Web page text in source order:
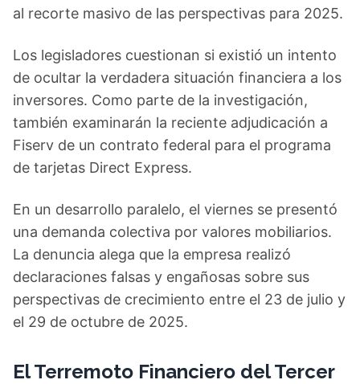
al recorte masivo de las perspectivas para 2025.
Los legisladores cuestionan si existió un intento
de ocultar la verdadera situación financiera a los
inversores. Como parte de la investigación,
también examinarán la reciente adjudicación a
Fiserv de un contrato federal para el programa
de tarjetas Direct Express.
En un desarrollo paralelo, el viernes se presentó
una demanda colectiva por valores mobiliarios.
La denuncia alega que la empresa realizó
declaraciones falsas y engañosas sobre sus
perspectivas de crecimiento entre el 23 de julio y
el 29 de octubre de 2025.
El Terremoto Financiero del Tercer